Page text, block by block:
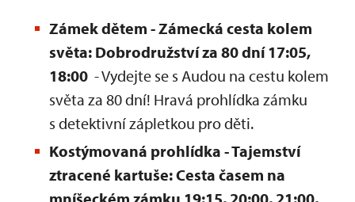
Zámek dětem - Zámecká cesta kolem
světa: Dobrodružství za 80 dní 17:05,
18:00 - Vydejte se s Audou na cestu kolem
světa za 80 dní! Hravá prohlídka zámku
s detektivní zápletkou pro děti.
Kostýmovaná prohlídka - Tajemství
ztracené kartuše: Cesta časem na